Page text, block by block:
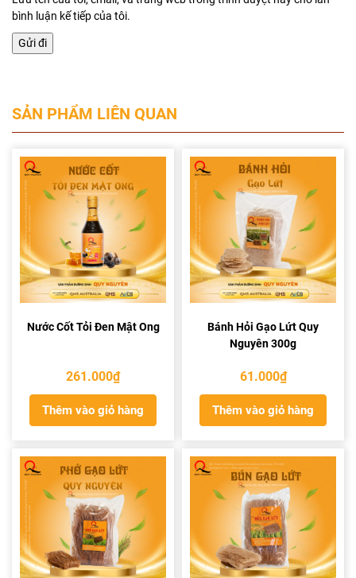
bình luận kế tiếp của tôi.
SẢN PHẨM LIÊN QUAN
Nước Cốt Tỏi Đen Mật Ong
261.000₫
Thêm vào giỏ hàng
Bánh Hỏi Gạo Lứt Quy
Nguyên 300g
61.000₫
Thêm vào giỏ hàng